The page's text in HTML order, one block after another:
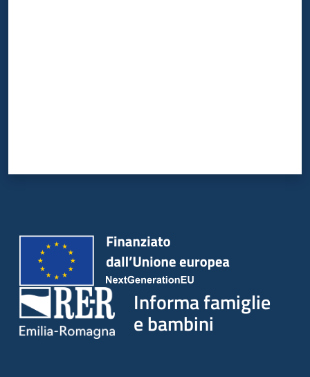
Informa famiglie
e bambini